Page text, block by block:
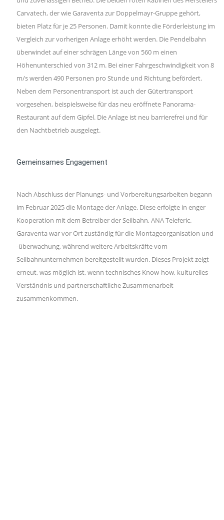
Carvatech, der wie Garaventa zur Doppelmayr-Gruppe gehört,
bieten Platz für je 25 Personen. Damit konnte die Förderleistung im
Vergleich zur vorherigen Anlage erhöht werden. Die Pendelbahn
überwindet auf einer schrägen Länge von 560 m einen
Höhenunterschied von 312 m. Bei einer Fahrgeschwindigkeit von 8
m/s werden 490 Personen pro Stunde und Richtung befördert.
Neben dem Personentransport ist auch der Gütertransport
vorgesehen, beispielsweise für das neu eröffnete Panorama-
Restaurant auf dem Gipfel. Die Anlage ist neu barrierefrei und für
den Nachtbetrieb ausgelegt.
Gemeinsames Engagement
Nach Abschluss der Planungs- und Vorbereitungsarbeiten begann
im Februar 2025 die Montage der Anlage. Diese erfolgte in enger
Kooperation mit dem Betreiber der Seilbahn, ANA Teleferic.
Garaventa war vor Ort zuständig für die Montageorganisation und
-überwachung, während weitere Arbeitskräfte vom
Seilbahnunternehmen bereitgestellt wurden. Dieses Projekt zeigt
erneut, was möglich ist, wenn technisches Know-how, kulturelles
Verständnis und partnerschaftliche Zusammenarbeit
zusammenkommen.